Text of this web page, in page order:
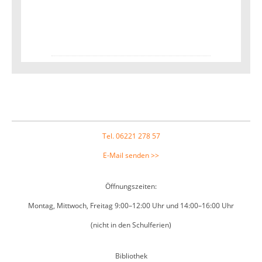
Tel. 06221 278 57
E-Mail senden >>
Öffnungszeiten:
Montag, Mittwoch, Freitag 9:00–12:00 Uhr und 14:00–16:00 Uhr
(nicht in den Schulferien)
Bibliothek